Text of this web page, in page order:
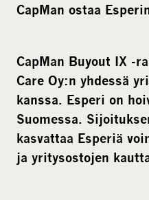
d
CapMan ostaa
CapMan Buyout IX -
Care Oy:n yhdessä
kanssa. Esperi on
Suomessa.
kasvattaa Esperiä
ja yritysostojen